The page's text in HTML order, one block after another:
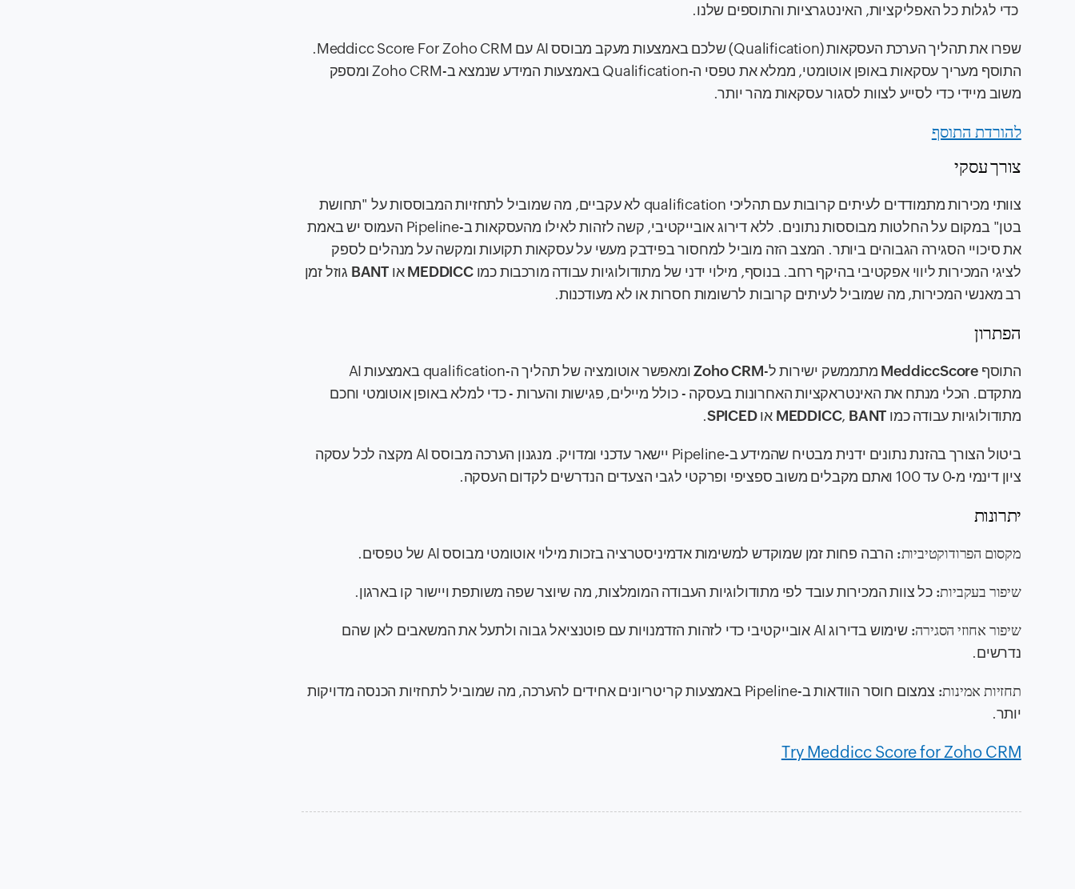
כדי לגלות כל האפליקציות, האינטגרציות והתוספים שלנו.
שפרו את תהליך הערכת העסקאות (Qualification) שלכם באמצעות מעקב מבוסס AI עם Meddicc Score For Zoho CRM.
התוסף מעריך עסקאות באופן אוטומטי, ממלא את טפסי ה-Qualification באמצעות המידע שנמצא ב-Zoho CRM ומספק
משוב מיידי כדי לסייע לצוות לסגור עסקאות מהר יותר.
להורדת התוסף
צורך עסקי
צוותי מכירות מתמודדים לעיתים קרובות עם תהליכי qualification לא עקביים, מה שמוביל לתחזיות המבוססות על "תחושת
בטן" במקום על החלטות מבוססות נתונים. ללא דירוג אובייקטיבי, קשה לזהות לאילו מהעסקאות ב-Pipeline העמוס יש באמת
את סיכויי הסגירה הגבוהים ביותר. המצב הזה מוביל למחסור בפידבק מעשי על עסקאות תקועות ומקשה על מנהלים לספק
לציגי המכירות ליווי אפקטיבי בהיקף רחב. בנוסף, מילוי ידני של מתודולוגיות עבודה מורכבות כמוMEDDICCאוBANT גוזל זמן
רב מאנשי המכירות, מה שמוביל לעיתים קרובות לרשומות חסרות או לא מעודכנות.
הפתרון
התוסף MeddiccScore מתממשק ישירות ל-Zoho CRM
ומאפשר אוטומציה של תהליך ה-qualification באמצעות AI
מתקדם. הכלי מנתח את האינטראקציות האחרונות בעסקה - כולל מיילים, פגישות והערות - כדי למלא באופן אוטומטי וחכם
מתודולוגיות עבודה כמו
MEDDICC, BANT אוSPICED
.
ביטול הצורך בהזנת נתונים ידנית מבטיח שהמידע ב-Pipeline יישאר עדכני ומדויק. מנגנון הערכה מבוסס AI מקצה לכל עסקה
ציון דינמי מ-0 עד 100 ואתם מקבלים משוב ספציפי ופרקטי לגבי הצעדים הנדרשים לקדום העסקה.
יתרונות
מקסום הפרודוקטיביות: הרבה פחות זמן שמוקדש למשימות אדמיניסטרציה בזכות מילוי אוטומטי מבוסס AI של טפסים.
שיפור בעקביות:כל צוות המכירות עובד לפי מתודולוגיות העבודה המומלצות, מה שיוצר שפה משותפת ויישור קו בארגון.
שיפור אחוזי הסגירה:
שימוש בדירוג AI אובייקטיבי כדי לזהות הזדמנויות עם פוטנציאל גבוה ולתעל את המשאבים לאן שהם
נדרשים.
תחזיות אמינות:
צמצום חוסר הוודאות ב-Pipeline באמצעות קריטריונים אחידים להערכה, מה שמוביל לתחזיות הכנסה מדויקות
יותר.
Try Meddicc Score for Zoho CRM